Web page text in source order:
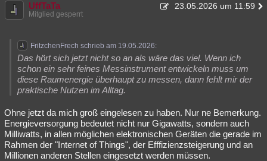
UffTaTa 23.05.2026 um 11:59
Mitglied gesperrt
FritzchenFrech schrieb am 19.05.2026:
Das hört sich jetzt nicht so an als wäre das viel. Wenn ich
schon ein sehr feines Messinstrument entwickeln muss um
diese Raumenergie überhaupt zu messen, dann fehlt mir der
praktische Nutzen im Alltag.
Ohne jetzt da mich groß eingelesen zu haben. Nur ne Bemerkung.
Energieversorgung bedeutet nicht nur Gigawatts, sondern auch
Milliwatts, in allen möglichen elektronischen Geräten die gerade im
Rahmen der "Internet of Things", der Efffizienzsteigerung und an
Millionen anderen Stellen eingesetzt werden müssen.